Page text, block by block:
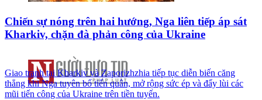
Chiến sự nóng trên hai hướng, Nga liên tiếp áp sát
Kharkiv, chặn đà phản công của Ukraine
Giao tranh tại Kharkiv và Zaporizhzhia tiếp tục diễn biến căng
thẳng khi Nga tuyên bố tiến quân, mở rộng sức ép và đẩy lùi các
mũi tiến công của Ukraine trên tiền tuyến.